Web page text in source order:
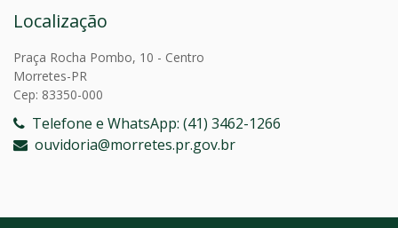
Localização
Praça Rocha Pombo, 10 - Centro
Morretes-PR
Cep: 83350-000
Telefone e WhatsApp: (41) 3462-1266
ouvidoria@morretes.pr.gov.br